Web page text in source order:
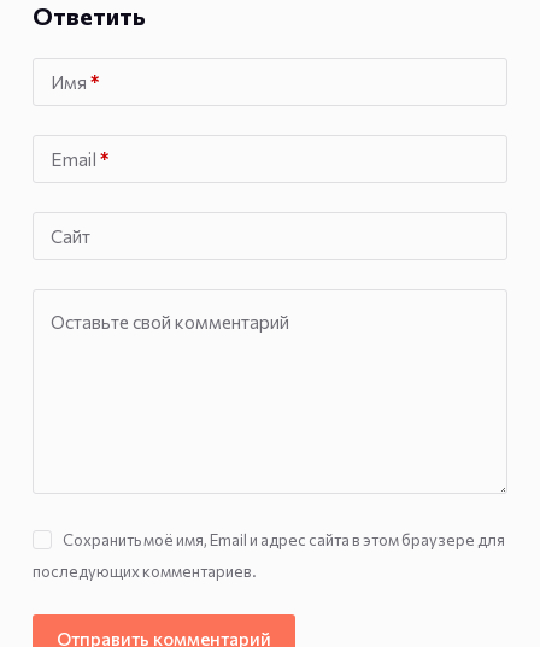
Ответить
Имя *
Email *
Сайт
Оставьте свой комментарий
Сохранить моё имя, Email и адрес сайта в этом браузере для
последующих комментариев.
Отправить комментарий